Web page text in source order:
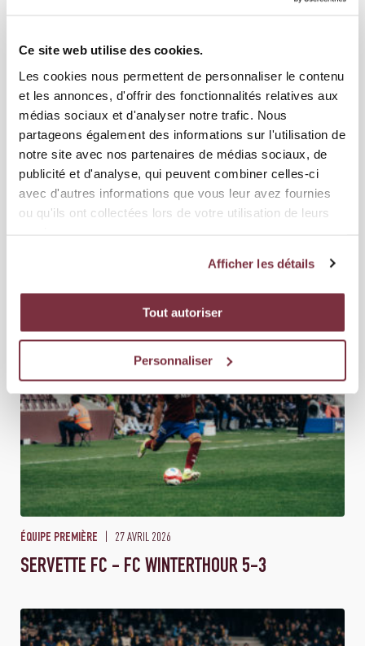
Ce site web utilise des cookies.
Les cookies nous permettent de personnaliser le contenu
et les annonces, d'offrir des fonctionnalités relatives aux
médias sociaux et d'analyser notre trafic. Nous
partageons également des informations sur l'utilisation de
notre site avec nos partenaires de médias sociaux, de
publicité et d'analyse, qui peuvent combiner celles-ci
avec d'autres informations que vous leur avez fournies
ou qu'ils ont collectées lors de votre utilisation de leurs
Afficher les détails
Tout autoriser
Personnaliser
GRASSHOPPER CLUB ZÜRICH - SERVETTE FC 0-2
ÉQUIPE PREMIÈRE 27 AVRIL 2026
SERVETTE FC - FC WINTERTHOUR 5-3